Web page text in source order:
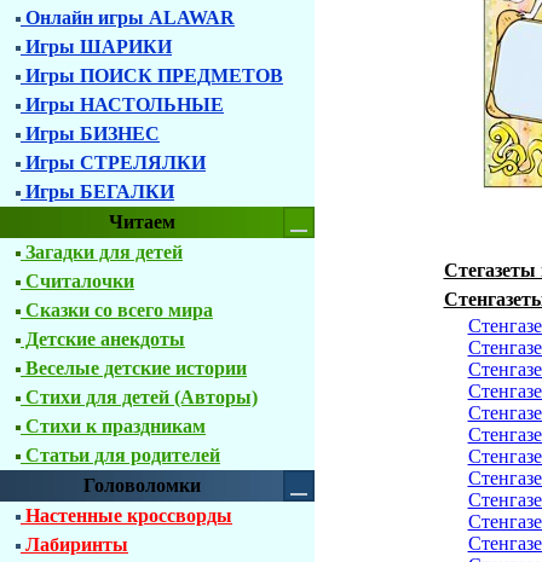
Онлайн игры ALAWAR
Игры ШАРИКИ
Игры ПОИСК ПРЕДМЕТОВ
Игры НАСТОЛЬНЫЕ
Игры БИЗНЕС
Игры СТРЕЛЯЛКИ
Игры БЕГАЛКИ
Читаем
Загадки для детей
Считалочки
Сказки со всего мира
Детские анекдоты
Веселые детские истории
Стихи для детей (Авторы)
Стихи к праздникам
Статьи для родителей
Головоломки
Настенные кроссворды
Лабиринты